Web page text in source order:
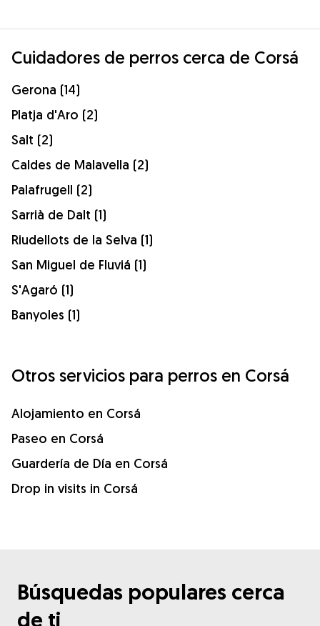
Cuidadores de perros cerca de Corsá
Gerona (14)
Platja d'Aro (2)
Salt (2)
Caldes de Malavella (2)
Palafrugell (2)
Sarrià de Dalt (1)
Riudellots de la Selva (1)
San Miguel de Fluviá (1)
S'Agaró (1)
Banyoles (1)
Otros servicios para perros en Corsá
Alojamiento en Corsá
Paseo en Corsá
Guardería de Día en Corsá
Drop in visits in Corsá
Búsquedas populares cerca
de ti